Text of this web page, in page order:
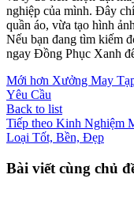
nghiệp của mình. Đây
quần áo, vừa tạo hình
Nếu bạn đang tìm kiếm
ngay Đồng Phục Xanh
Mới hơn Xưởng May
Yêu Cầu
Back to list
Tiếp theo Kinh Nghiệm
Loại Tốt, Bền, Đẹp
Bài viết cùng chủ